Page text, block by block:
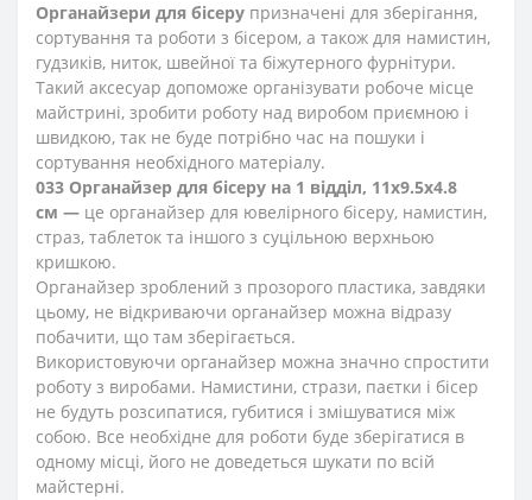
Органайзери для бісеру призначені для зберігання,
сортування та роботи з бісером, а також для намистин,
гудзиків, ниток, швейної та біжутерного фурнітури.
Такий аксесуар допоможе організувати робоче місце
майстрині, зробити роботу над виробом приємною і
швидкою, так не буде потрібно час на пошуки і
сортування необхідного матеріалу.
033 Органайзер для бісеру на 1 відділ, 11х9.5х4.8
см — це органайзер для ювелірного бісеру, намистин,
страз, таблеток та іншого з суцільною верхньою
кришкою.
Органайзер зроблений з прозорого пластика, завдяки
цьому, не відкриваючи органайзер можна відразу
побачити, що там зберігається.
Використовуючи органайзер можна значно спростити
роботу з виробами. Намистини, стрази, паєтки і бісер
не будуть розсипатися, губитися і змішуватися між
собою. Все необхідне для роботи буде зберігатися в
одному місці, його не доведеться шукати по всій
майстерні.